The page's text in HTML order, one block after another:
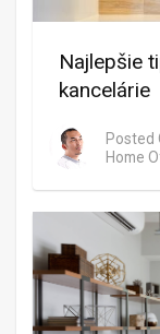
Najlepšie
kancelárie
Posted
Home